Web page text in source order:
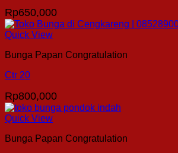
Rp650,000
Quick View
Bunga Papan Congratulation
Ctr 20
Rp800,000
Quick View
Bunga Papan Congratulation